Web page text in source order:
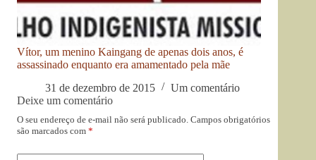
Vítor, um menino Kaingang de apenas dois anos, é
assassinado enquanto era amamentado pela mãe
31 de dezembro de 2015
Um comentário
Deixe um comentário
O seu endereço de e-mail não será publicado. Campos obrigatórios
são marcados com *